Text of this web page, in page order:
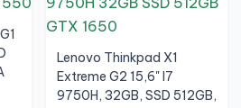
Lenovo Thinkpad X1
Extreme G2 15,6" I7
9750H, 32GB, SSD 512GB,